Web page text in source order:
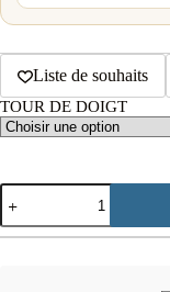
Liste de souhaits
TOUR DE DOIGT
quantité
de
Bague